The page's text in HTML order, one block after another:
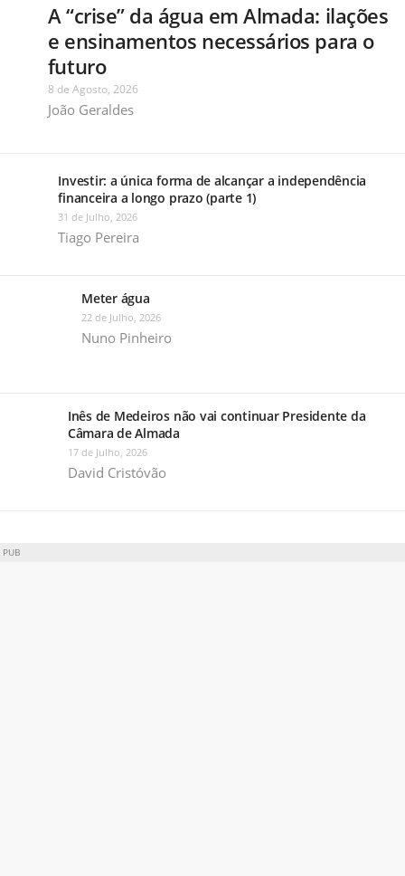
A “crise” da água em Almada: ilações
e ensinamentos necessários para o
futuro
8 de Agosto, 2026
João Geraldes
Investir: a única forma de alcançar a independência
financeira a longo prazo (parte 1)
31 de Julho, 2026
Tiago Pereira
Meter água
22 de Julho, 2026
Nuno Pinheiro
Inês de Medeiros não vai continuar Presidente da
Câmara de Almada
17 de Julho, 2026
David Cristóvão
PUB